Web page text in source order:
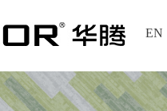
EN